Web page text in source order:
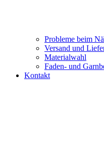
Probleme beim
Versand und
Materialwahl
Faden- und
Kontakt